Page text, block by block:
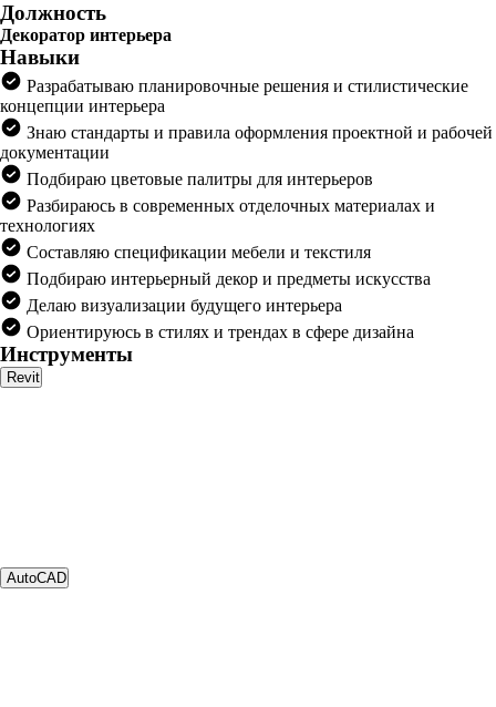
Должность
Декоратор интерьера
Навыки
Разрабатываю планировочные решения и стилистические
концепции интерьера
Знаю стандарты и правила оформления проектной и рабочей
документации
Подбираю цветовые палитры для интерьеров
Разбираюсь в современных отделочных материалах и
технологиях
Составляю спецификации мебели и текстиля
Подбираю интерьерный декор и предметы искусства
Делаю визуализации будущего интерьера
Ориентируюсь в стилях и трендах в сфере дизайна
Инструменты
Revit
AutoCAD